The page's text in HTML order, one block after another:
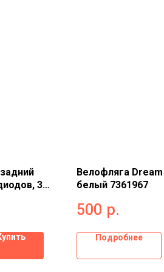
3
Велофляга
белый 7361967
500 р.
Подробнее